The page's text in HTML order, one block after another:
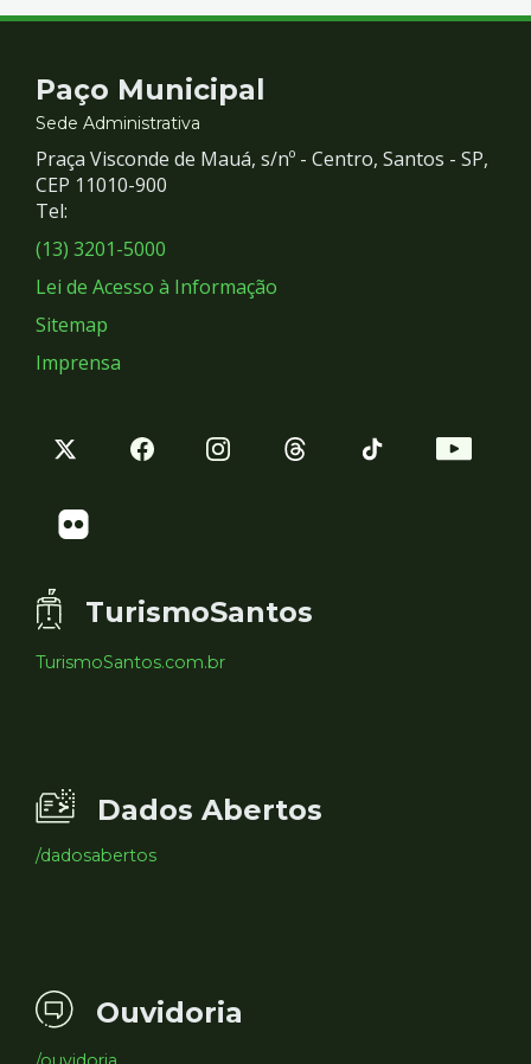
Contato
e
Redes
Sociais
Paço Municipal
Sede Administrativa
Praça Visconde de Mauá, s/nº - Centro, Santos - SP,
CEP 11010-900
Tel:
(13) 3201-5000
Lei de Acesso à Informação
Sitemap
Imprensa
TurismoSantos
TurismoSantos.com.br
Dados Abertos
/dadosabertos
Ouvidoria